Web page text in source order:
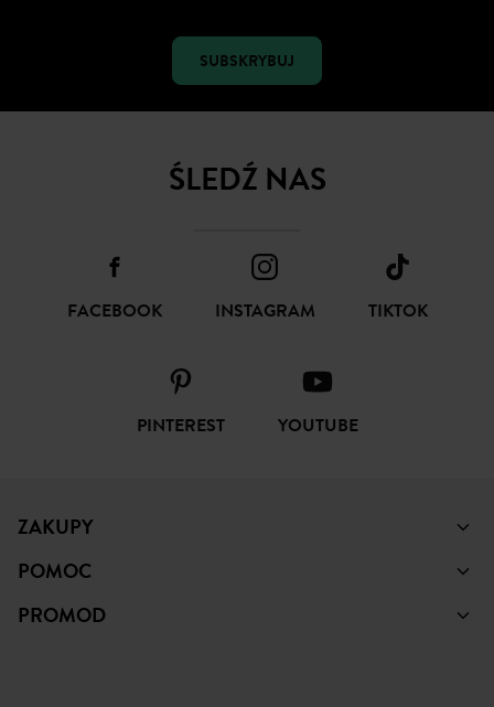
SUBSKRYBUJ
ŚLEDŹ NAS
FACEBOOK INSTAGRAM TIKTOK
PINTEREST YOUTUBE
ZAKUPY
POMOC
PROMOD